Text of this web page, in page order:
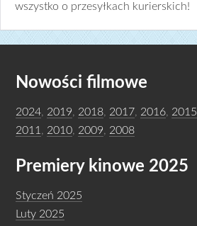
wszystko o przesyłkach kurierskich!
Nowości filmowe
2024 2019 2018 2017 2016 2015
2011
2010 2009 2008
Premiery kinowe 2025
Styczeń 2025
Luty 2025